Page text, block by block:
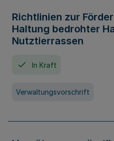
Richtlinien zur
Haltung bedrohter
Nutztierrassen
In Kraft
Verwaltungsvorschrift